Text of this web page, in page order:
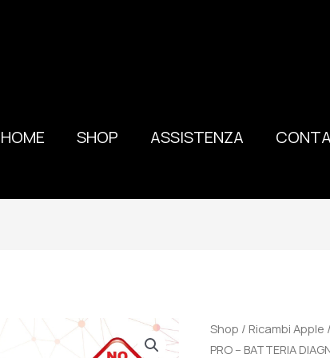
HOME SHOP ASSISTENZA
Shop / Ricambi Apple /
PRO – BATTERIA
PREMIUM
APPLE